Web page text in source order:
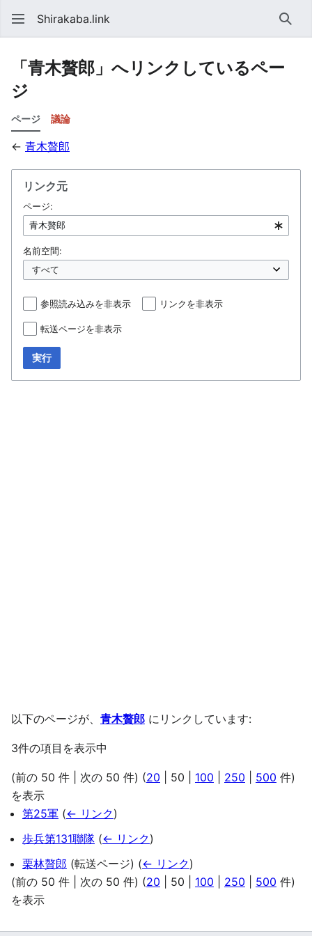
Shirakaba.link 検索
「青木贅郎」へリンクしているペー
ジ
ページ 議論
← 青木贅郎
リンク元
ページ:
名前空間:
参照読み込みを非表示 リンクを非表示
転送ページを非表示
実行
以下のページが、 青木贅郎 にリンクしています:
3件の項目を表示中
(前の 50 件 次の 50 件) (20 50 100 250 500 件)
を表示
第25軍 (← リンク)
歩兵第131聯隊 (← リンク)
栗林贅郎 (転送ページ) (← リンク)
(前の 50 件 次の 50 件) (20 50 100 250 500 件)
を表示